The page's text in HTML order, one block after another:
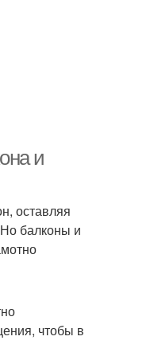
и
оставляя
балконы и
чтобы в